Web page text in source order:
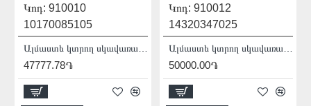
Կոդ: 910010
10170085105
47777.78֏
Կոդ: 910012
14320347025
50000.00֏